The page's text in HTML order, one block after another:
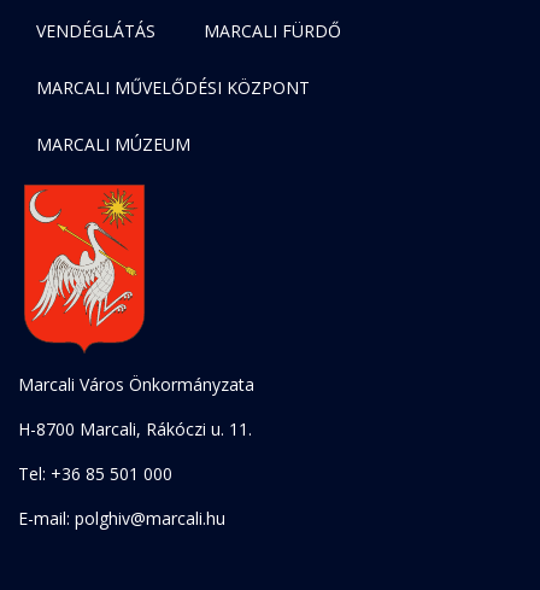
VENDÉGLÁTÁS MARCALI FÜRDŐ
MARCALI MŰVELŐDÉSI KÖZPONT
MARCALI MÚZEUM
Marcali Város Önkormányzata
H-8700 Marcali, Rákóczi u. 11.
Tel: +36 85 501 000
E-mail: polghiv@marcali.hu